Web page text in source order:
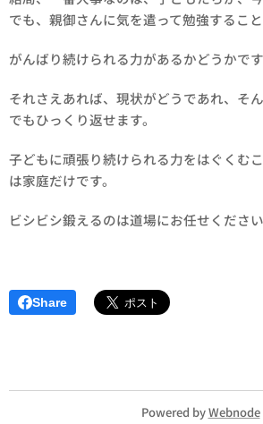
でも、親御さんに気を遣って勉強すること
がんばり続けられる力があるかどうかです
それさえあれば、現状がどうであれ、そ
でもひっくり返せます。
子どもに頑張り続けられる力をはぐくむ
は家庭だけです。
ビシビシ鍛えるのは道場にお任せください
Share
Powered byWebnode